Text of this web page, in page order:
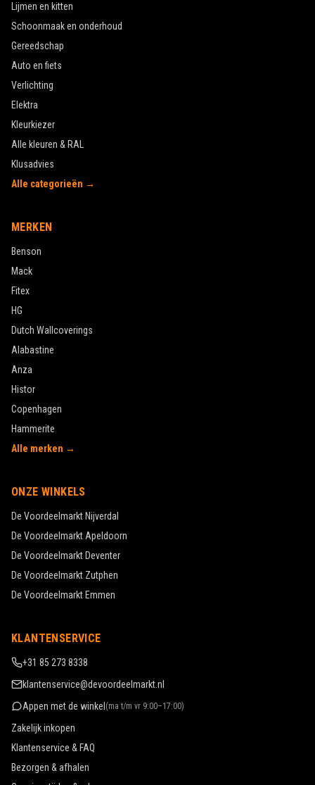
Lijmen en kitten
Schoonmaak en onderhoud
Gereedschap
Auto en fiets
Verlichting
Elektra
Kleurkiezer
Alle kleuren & RAL
Klusadvies
Alle categorieën →
MERKEN
Benson
Mack
Fitex
HG
Dutch Wallcoverings
Alabastine
Anza
Histor
Copenhagen
Hammerite
Alle merken →
ONZE WINKELS
De Voordeelmarkt Nijverdal
De Voordeelmarkt Apeldoorn
De Voordeelmarkt Deventer
De Voordeelmarkt Zutphen
De Voordeelmarkt Emmen
KLANTENSERVICE
+31 85 273 8338
klantenservice@devoordeelmarkt.nl
Appen met de winkel (ma t/m vr 9:00–17:00)
Zakelijk inkopen
Klantenservice & FAQ
Bezorgen & afhalen